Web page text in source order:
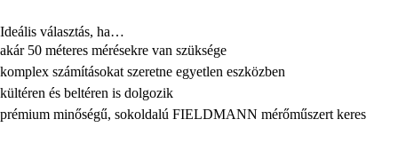
Ideális választás, ha…
akár 50 méteres mérésekre van szüksége
komplex számításokat szeretne egyetlen eszközben
kültéren és beltéren is dolgozik
prémium minőségű, sokoldalú FIELDMANN mérőműszert keres